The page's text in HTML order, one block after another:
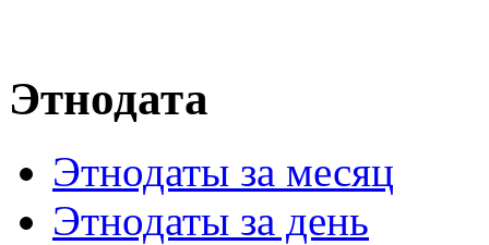
Этнодата
Этнодаты за месяц
Этнодаты за день